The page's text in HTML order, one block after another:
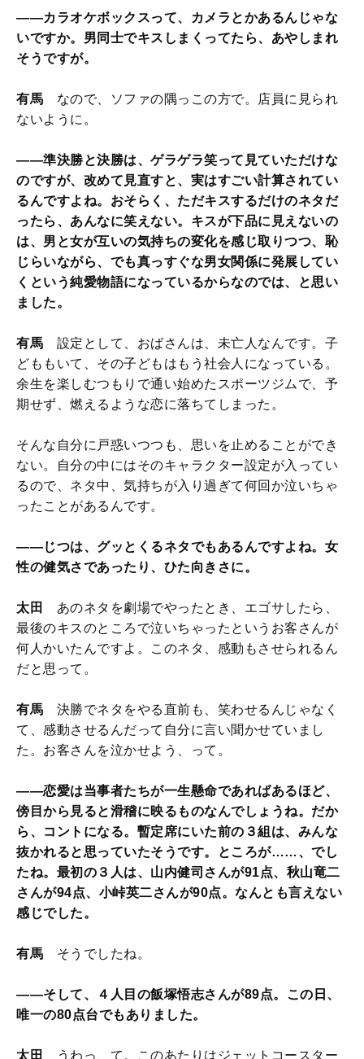
——カラオケボックスって、カメラとかあるんじゃな
いですか。男同士でキスしまくってたら、あやしまれ
そうですが。
有馬 なので、ソファの隅っこの方で。店員に見られ
ないように。
——準決勝と決勝は、ゲラゲラ笑って見ていただけな
のですが、改めて見直すと、実はすごい計算されてい
るんですよね。おそらく、ただキスするだけのネタだ
ったら、あんなに笑えない。キスが下品に見えないの
は、男と女が互いの気持ちの変化を感じ取りつつ、恥
じらいながら、でも真っすぐな男女関係に発展してい
くという純愛物語になっているからなのでは、と思い
ました。
有馬 設定として、おばさんは、未亡人なんです。子
どももいて、その子どもはもう社会人になっている。
余生を楽しむつもりで通い始めたスポーツジムで、予
期せず、燃えるような恋に落ちてしまった。
そんな自分に戸惑いつつも、思いを止めることができ
ない。自分の中にはそのキャラクター設定が入ってい
るので、ネタ中、気持ちが入り過ぎて何回か泣いちゃ
ったことがあるんです。
——じつは、グッとくるネタでもあるんですよね。女
性の健気さであったり、ひた向きさに。
太田
あのネタを劇場でやったとき、エゴサしたら、
最後のキスのところで泣いちゃったというお客さんが
何人かいたんですよ。このネタ、感動もさせられるん
だと思って。
有馬 決勝でネタをやる直前も、笑わせるんじゃなく
て、感動させるんだって自分に言い聞かせていまし
た。お客さんを泣かせよう、って。
——恋愛は当事者たちが一生懸命であればあるほど、
傍目から見ると滑稽に映るものなんでしょうね。だか
ら、コントになる。暫定席にいた前の３組は、みんな
抜かれると思っていたそうです。ところが……、でし
たね。最初の３人は、山内健司さんが91点、秋山竜二
さんが94点、小峠英二さんが90点。なんとも言えない
感じでした。
有馬 そうでしたね。
——そして、４人目の飯塚悟志さんが89点。この日、
唯一の80点台でもありました。
太田 うわっ、て。このあたりはジェットコースター